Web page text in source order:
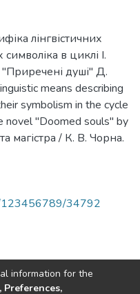
лінгвістичних
символіка в циклі І.
"Приречені душі" Д.
means describing
symbolism in the cycle
novel "Doomed souls" by
магістра / К. В. Чорна.
123456789/34792
information for the